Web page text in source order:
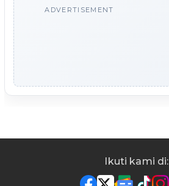
ADVERTISEMENT
Ikuti kami di: